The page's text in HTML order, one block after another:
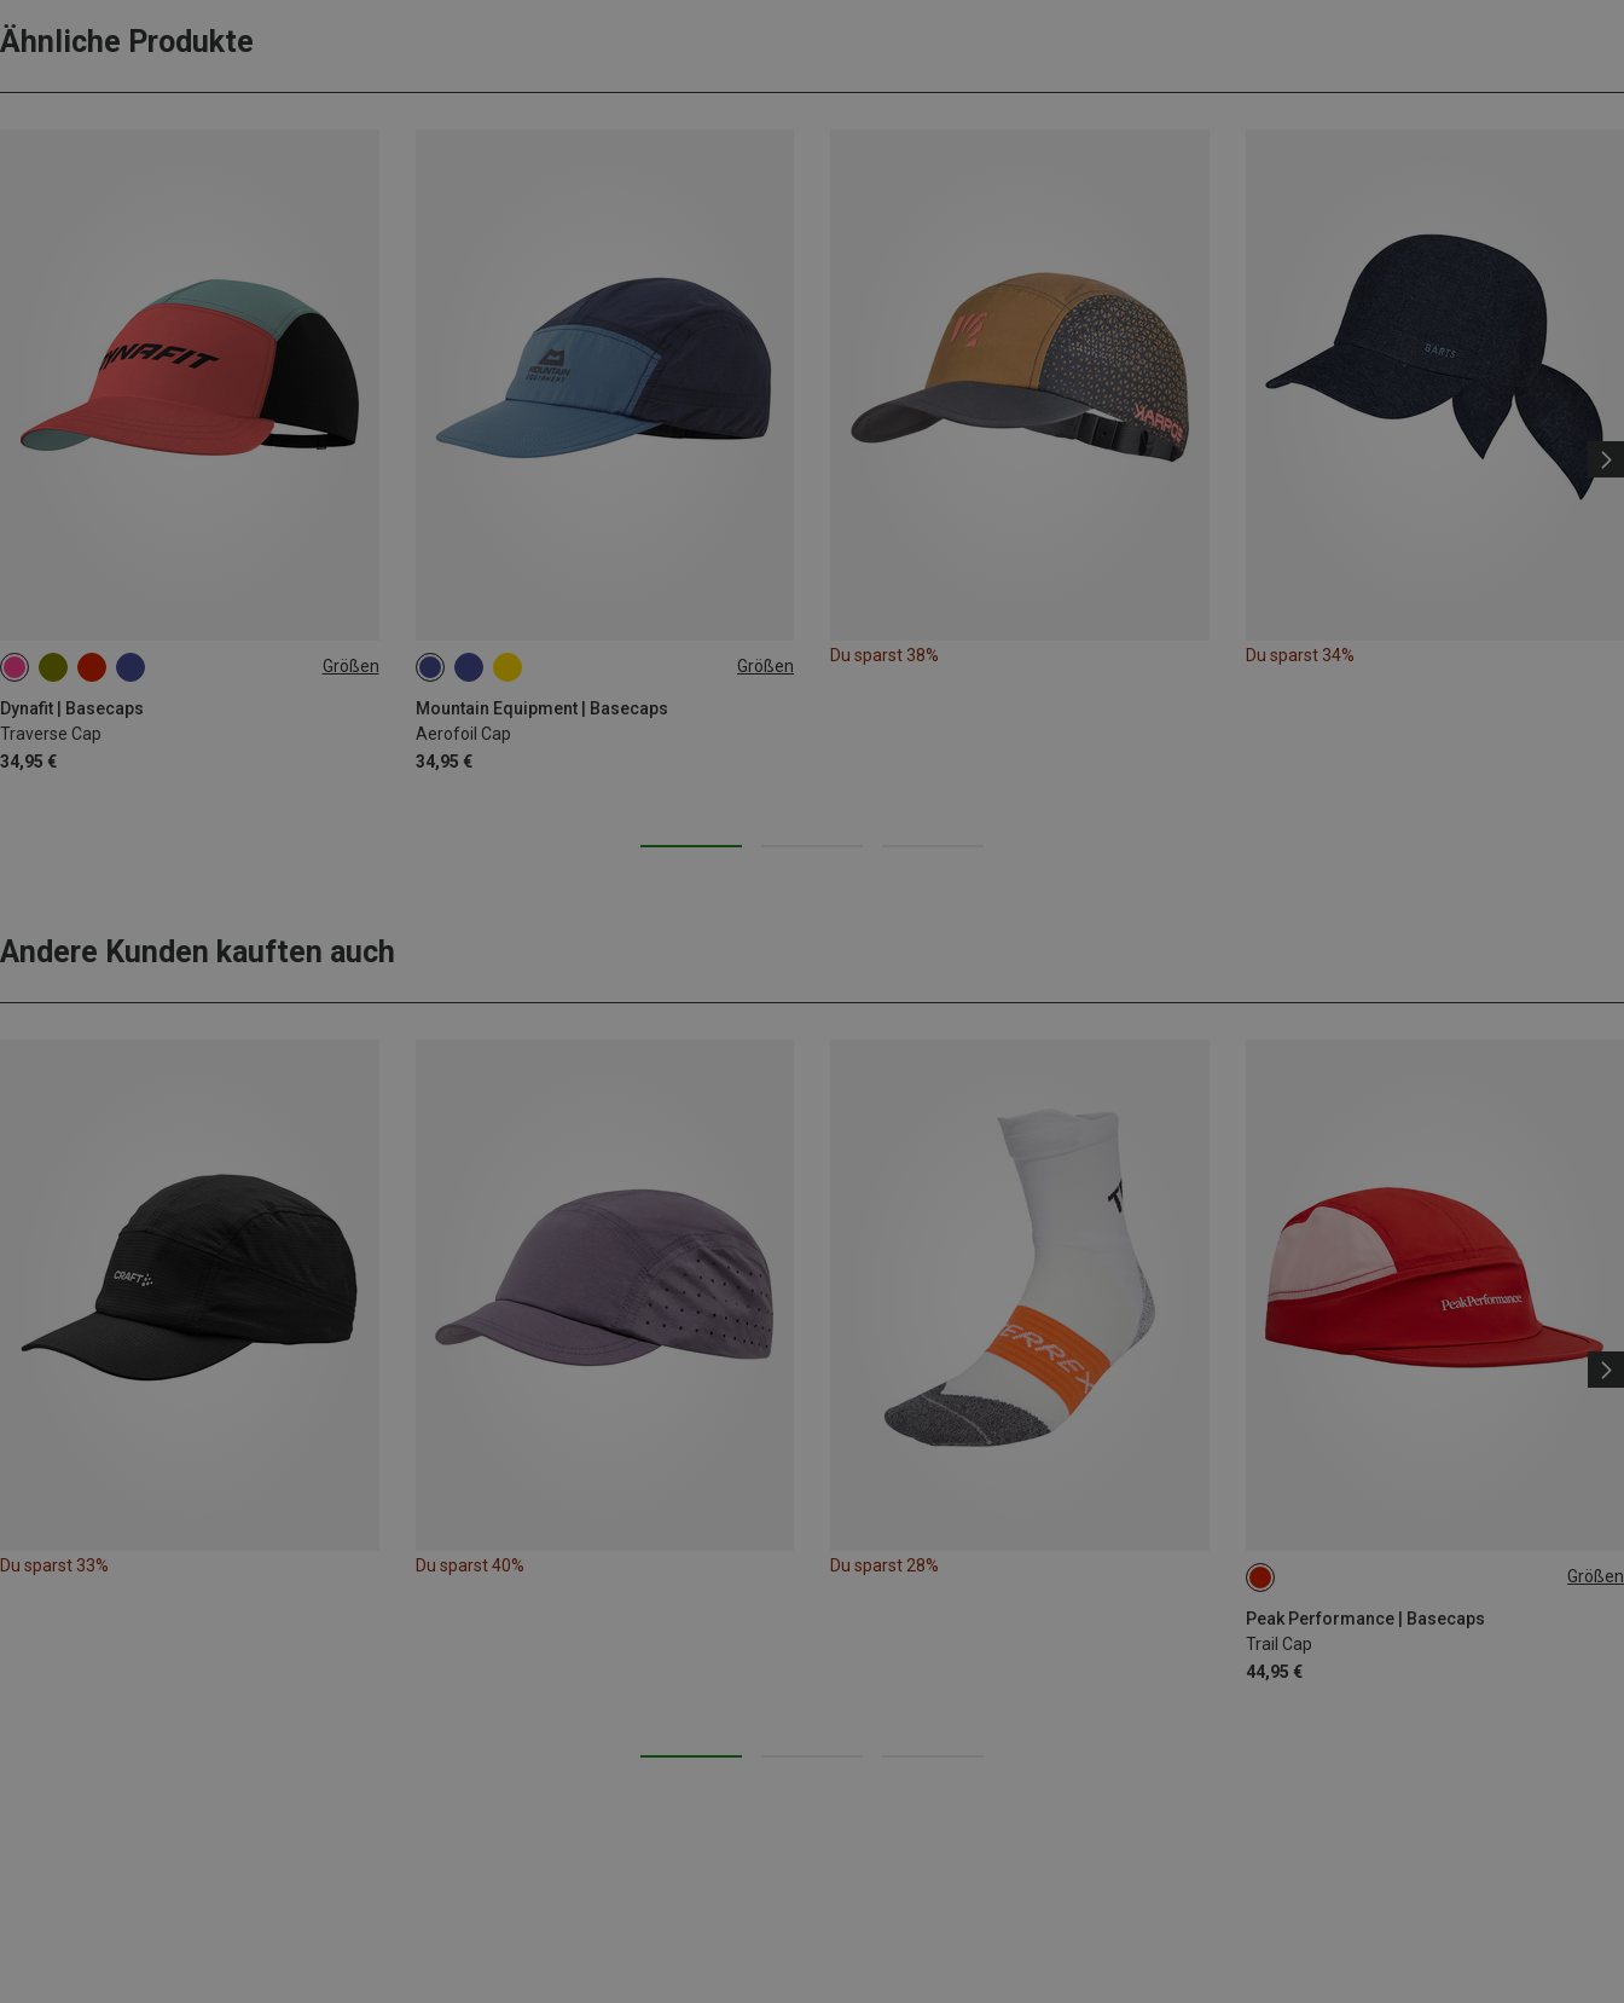
Ähnliche Produkte
Größen
Dynafit | Basecaps
Traverse Cap
34,95 €
ONE SIZE Größen
Mountain Equipment | Basecaps
Aerofoil Cap
34,95 €
ONE SIZE
Du sparst 38% Du sparst 34%
Andere Kunden kauften auch
Du sparst 33% Du sparst 40% Du sparst 28%
Größen
Peak Performance | Basecaps
Trail Cap
44,95 €
ONE SIZE